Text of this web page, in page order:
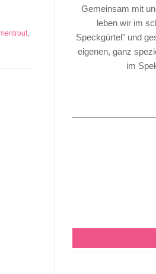
,
Gemeinsam mit
leben wir im
Speckgürtel" und
eigenen, ganz
im